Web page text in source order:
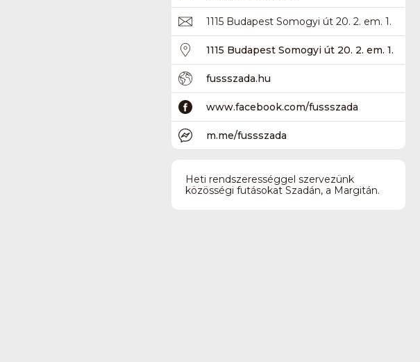
1115 Budapest Somogyi út 20. 2. em. 1.
1115 Budapest Somogyi út 20. 2. em. 1.
fussszada.hu
www.facebook.com/fussszada
m.me/fussszada
Heti rendszerességgel szervezünk
közösségi futásokat Szadán, a Margitán.